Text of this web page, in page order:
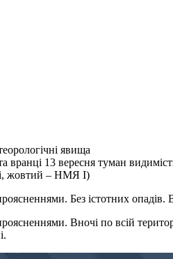
явища
вранці 13 вересня туман
жовтий – НМЯ І)
Без істотних
Вночі по всій